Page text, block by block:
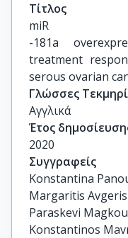
Τίτλος
miR
-181a
treatment
serous ovarian
Γλώσσες
Αγγλικά
Έτος
2020
Συγγραφείς
Konstantina
Margaritis Avgeris
Paraskevi Magkou
Konstantinos